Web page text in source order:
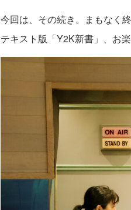
今回は、その続き。まもなく
テキスト版「Y2K新書」、お楽